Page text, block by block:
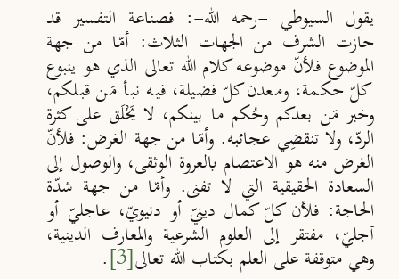
يقول السيوطي -رحمه الله-: فصناعة التفسير قد
حازت الشرف من الجهات الثلاث: أمّا من جهة
الموضوع فلأنّ موضوعه كلام الله تعالى الذي هو ينبوع
كلّ حكمة، ومعدن كلّ فضيلة، فيه نبأ مَن قبلكم،
وخبر مَن بعدكم وحُكم ما بينكم، لا يَخْلَق على كثرة
الردّ، ولا تنقضِي عجائبه. وأمّا من جهة الغرض: فلأنّ
الغرض منه هو الاعتصام بالعروة الوثقى، والوصول إلى
السعادة الحقيقية التي لا تفنى. وأمّا من جهة شدّة
الحاجة: فلأن كلّ كمال دينيّ أو دنيويّ، عاجليّ أو
آجليّ، مفتقر إلى العلوم الشرعية والمعارف الدينية،
وهي متوقفة على العلم بكتاب الله تعالى[3]
.